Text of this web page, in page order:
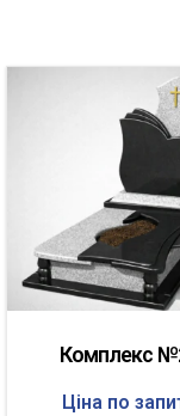
Комплекс
Ціна по